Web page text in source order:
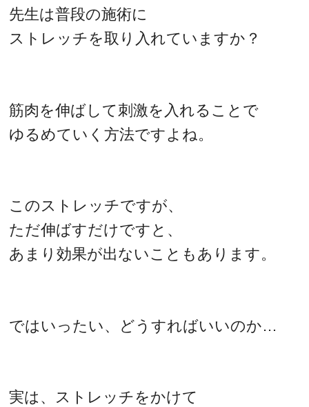
先生は普段の施術に
ストレッチを取り入れていますか？
筋肉を伸ばして刺激を入れることで
ゆるめていく方法ですよね。
このストレッチですが、
ただ伸ばすだけですと、
あまり効果が出ないこともあります。
ではいったい、どうすればいいのか…
実は、ストレッチをかけて